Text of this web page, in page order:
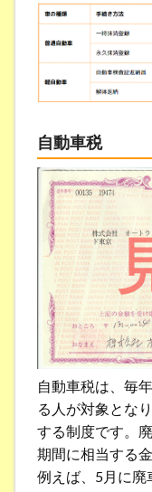
自動車税
自動車税は、毎
る人が対象とな
する制度です。
期間に相当する
例えば、5月に廃